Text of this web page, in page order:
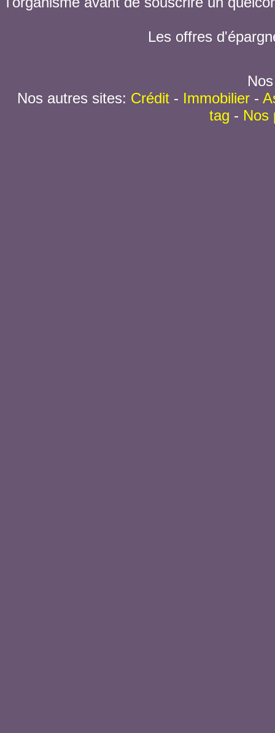
Les offres
Nos autres sites: Crédit- Immobilier-
tag - Nos